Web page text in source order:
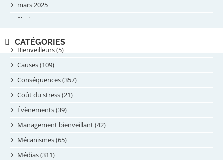
mars 2025
février 2025
septembre 2024
août 2024
juillet 2024
juin 2024
mai 2024
avril 2024
février 2024
janvier 2024
CATÉGORIES
Bienveilleurs (5)
Causes (109)
Conséquences (357)
Coût du stress (21)
Évènements (39)
Management bienveillant (42)
Mécanismes (65)
Médias (311)